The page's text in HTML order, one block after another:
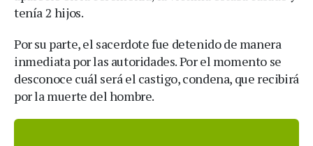
tenía 2 hijos.
Por su parte, el sacerdote fue detenido de manera
inmediata por las autoridades. Por el momento se
desconoce cuál será el castigo, condena, que recibirá
por la muerte del hombre.